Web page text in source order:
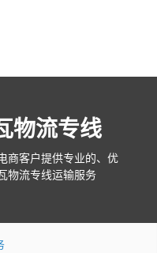
物流专线
商客户提供专业的、优
物流专线运输服务